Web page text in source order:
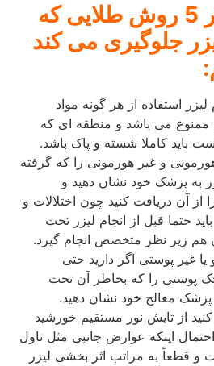
در ادامه به ذکر 5 روش طلایی که
جلوگیری می کند
لیزر استفاده از هر گونه مواد
ممنوع می باشد و منطقه ای که
باید کاملا شسته و پاک باشد.
و غیر هورمونی را که گرفته
به پزشک خود نشان دهید و
از آن دریافت کنید چون اختلالات و
حتما قبل از انجام لیزر تحت
هم زیر نظر متخصص انجام گیرد.
غیر پوستی اگر دارید حتی
پوستی را که بخاطر آن تحت
پزشک معالج خود نشان دهید.
از تابش نور مستقیم خورشید
اینکه عوارض جانبی مثل تاول
و قطعاً به مراتب اثر بخشی لیزر